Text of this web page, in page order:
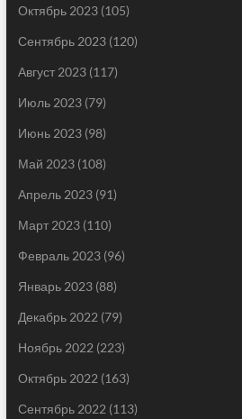
Октябрь 2023(105)
Сентябрь 2023(120)
Август 2023(117)
Июль 2023(79)
Июнь 2023(98)
Май 2023(108)
Апрель 2023(91)
Март 2023(110)
Февраль 2023(96)
Январь 2023(88)
Декабрь 2022 (79)
Ноябрь 2022 (223)
Октябрь 2022 (163)
Сентябрь 2022 (113)